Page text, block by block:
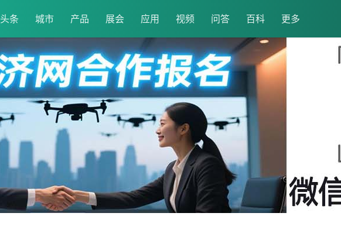
头条 城市 产品 展会 应用 视频 问答 百科 更多